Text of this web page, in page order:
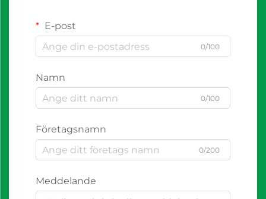
E-post
0/100
Namn
0/100
Företagsnamn
0/200
Meddelande